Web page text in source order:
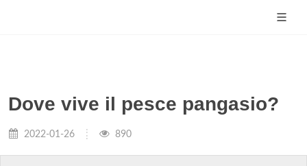
Dove vive il pesce pangasio?
2022-01-26 890